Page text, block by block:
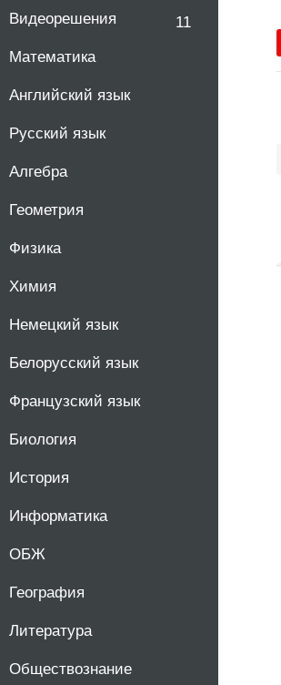
Видеорешения
Математика
Английский язык
Русский язык
Алгебра
Геометрия
Физика
Химия
Немецкий язык
Белорусский язык
Французский язык
Биология
История
Информатика
ОБЖ
География
Литература
Обществознание
11